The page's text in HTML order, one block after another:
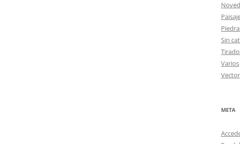
Sin
Varios
META